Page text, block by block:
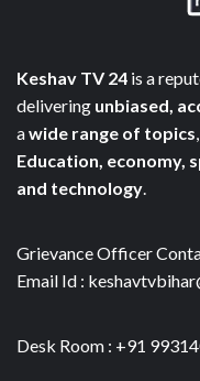
Keshav TV 24 is a
delivering unbiased,
awide range of topics
Education, economy,
and technology.
Grievance Officer
Email Id :
Desk Room : +91